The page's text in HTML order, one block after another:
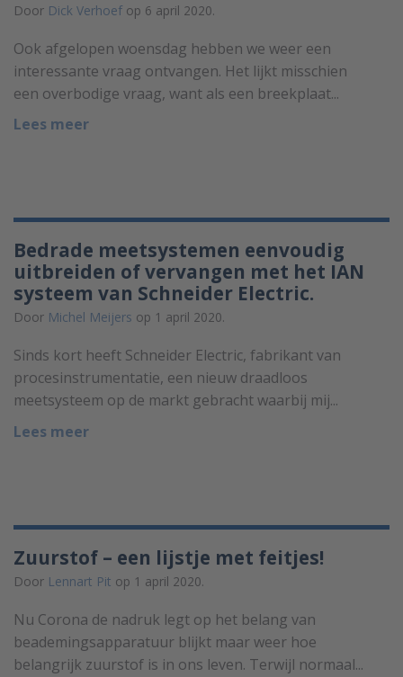
Door Dick Verhoef op 6 april 2020.
Ook afgelopen woensdag hebben we weer een
interessante vraag ontvangen. Het lijkt misschien
een overbodige vraag, want als een breekplaat...
Lees meer
Bedrade meetsystemen eenvoudig
uitbreiden of vervangen met het IAN
systeem van Schneider Electric.
Door Michel Meijers op 1 april 2020.
Sinds kort heeft Schneider Electric, fabrikant van
procesinstrumentatie, een nieuw draadloos
meetsysteem op de markt gebracht waarbij mij...
Lees meer
Zuurstof – een lijstje met feitjes!
Door Lennart Pit op 1 april 2020.
Nu Corona de nadruk legt op het belang van
beademingsapparatuur blijkt maar weer hoe
belangrijk zuurstof is in ons leven. Terwijl normaal...